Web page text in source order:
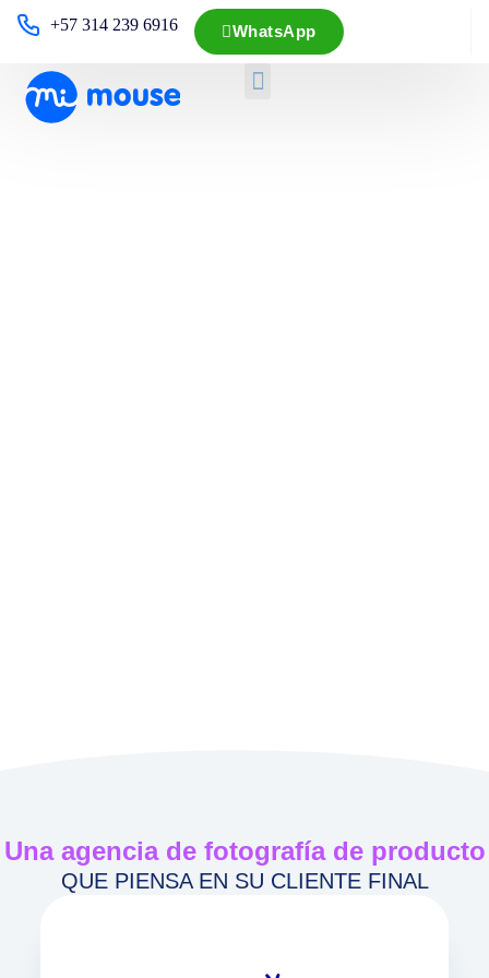
+57 314 239 6916 WhatsApp
Una agencia de fotografía de producto
QUE PIENSA EN SU CLIENTE FINAL